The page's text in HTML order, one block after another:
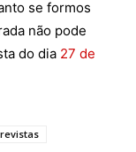
se formos
não pode
do dia 27 de